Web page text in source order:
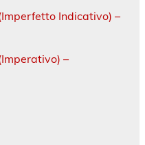
Indicativo) –
–